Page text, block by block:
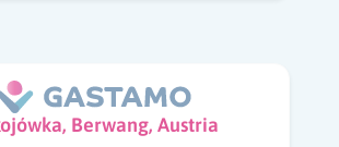
Berwang, Austria